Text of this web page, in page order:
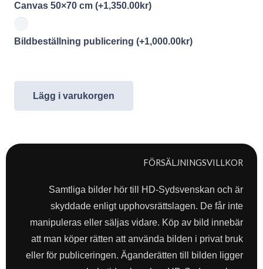
Canvas 50×70 cm (+1,350.00kr)
Bildbeställning publicering (+1,000.00kr)
Lägg i varukorgen
FÖRSÄLJNINGSVILLKOR
Samtliga bilder hör till HD-Sydsvenskan och är
skyddade enligt upphovsrättslagen. De får inte
manipuleras eller säljas vidare. Köp av bild innebär
att man köper rätten att använda bilden i privat bruk
eller för publiceringen. Äganderätten till bilden ligger